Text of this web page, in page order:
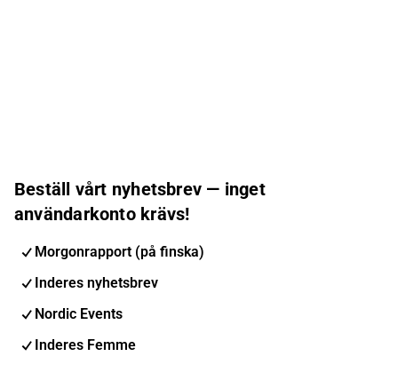
Beställ vårt nyhetsbrev — inget
användarkonto krävs!
Morgonrapport (på finska)
Inderes nyhetsbrev
Nordic Events
Inderes Femme